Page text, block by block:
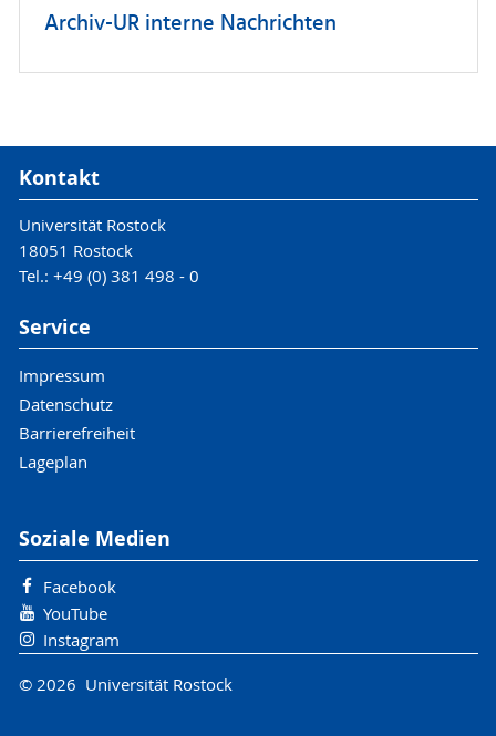
Archiv-UR interne Nachrichten
Kontakt
Universität Rostock
18051 Rostock
Tel.: +49 (0) 381 498 - 0
Service
Impressum
Datenschutz
Barrierefreiheit
Lageplan
Soziale Medien
Facebook
YouTube
Instagram
© 2026 Universität Rostock